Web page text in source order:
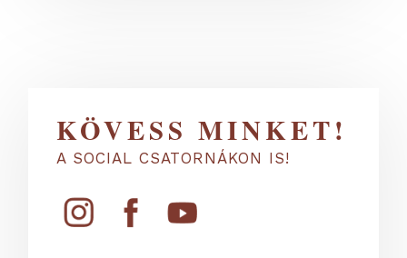
KÖVESS MINKET!
A SOCIAL CSATORNÁKON IS!